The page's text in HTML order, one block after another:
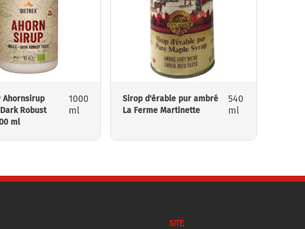
Robust
ml
1000
ml
Sirop d'érable pur ambré
La Ferme Martinette
540
ml
SITE